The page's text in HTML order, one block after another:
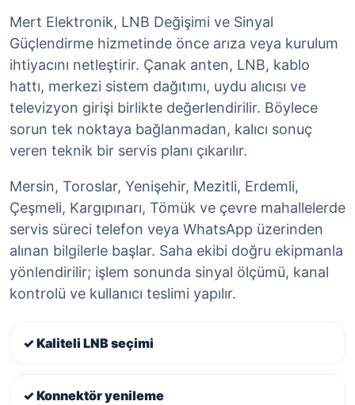
Mert Elektronik, LNB Değişimi ve Sinyal
Güçlendirme hizmetinde önce arıza veya kurulum
ihtiyacını netleştirir. Çanak anten, LNB, kablo
hattı, merkezi sistem dağıtımı, uydu alıcısı ve
televizyon girişi birlikte değerlendirilir. Böylece
sorun tek noktaya bağlanmadan, kalıcı sonuç
veren teknik bir servis planı çıkarılır.
Mersin, Toroslar, Yenişehir, Mezitli, Erdemli,
Çeşmeli, Kargıpınarı, Tömük ve çevre mahallelerde
servis süreci telefon veya WhatsApp üzerinden
alınan bilgilerle başlar. Saha ekibi doğru ekipmanla
yönlendirilir; işlem sonunda sinyal ölçümü, kanal
kontrolü ve kullanıcı teslimi yapılır.
✓ Kaliteli LNB seçimi
✓ Konnektör yenileme